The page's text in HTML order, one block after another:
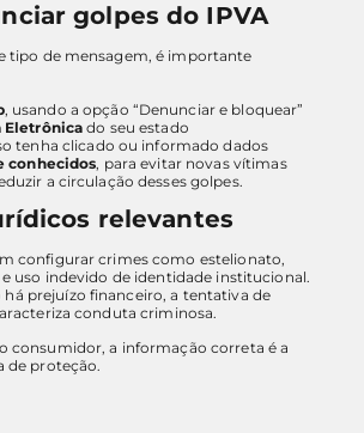
golpes do IPVA
tipo de mensagem, é importante
, usando a opção “Denunciar e bloquear”
Eletrônica do seu estado
tenha clicado ou informado dados
conhecidos, para evitar novas vítimas
a circulação desses golpes.
relevantes
configurar crimes como estelionato,
uso indevido de identidade institucional.
prejuízo financeiro, a tentativa de
conduta criminosa.
consumidor, a informação correta é a
de proteção.